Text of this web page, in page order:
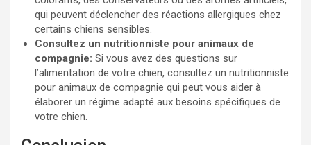
qui peuvent déclencher des réactions allergiques chez
certains chiens sensibles.
Consultez un nutritionniste pour animaux de
compagnie: Si vous avez des questions sur
l’alimentation de votre chien, consultez un nutritionniste
pour animaux de compagnie qui peut vous aider à
élaborer un régime adapté aux besoins spécifiques de
votre chien.